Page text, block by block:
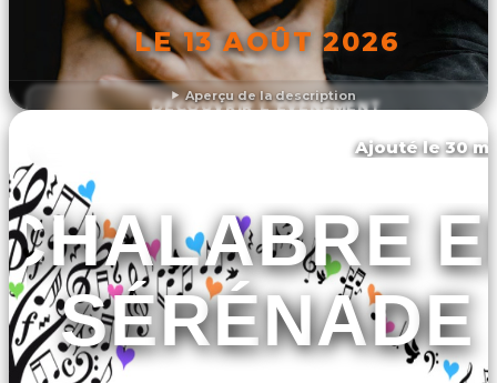
Aperçu de la description
LE 13 AOÛT 2026
DÉCOUVRIR L'ÉVÉNEMENT
Ajouté le 30
SÉRÉNADE